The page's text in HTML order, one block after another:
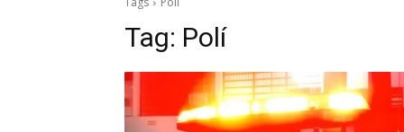
Tag: Polí